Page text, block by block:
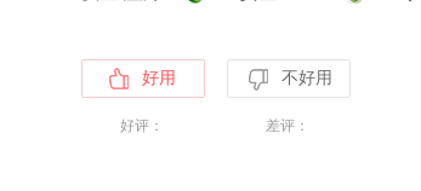
好用
好评：
不好用
差评：